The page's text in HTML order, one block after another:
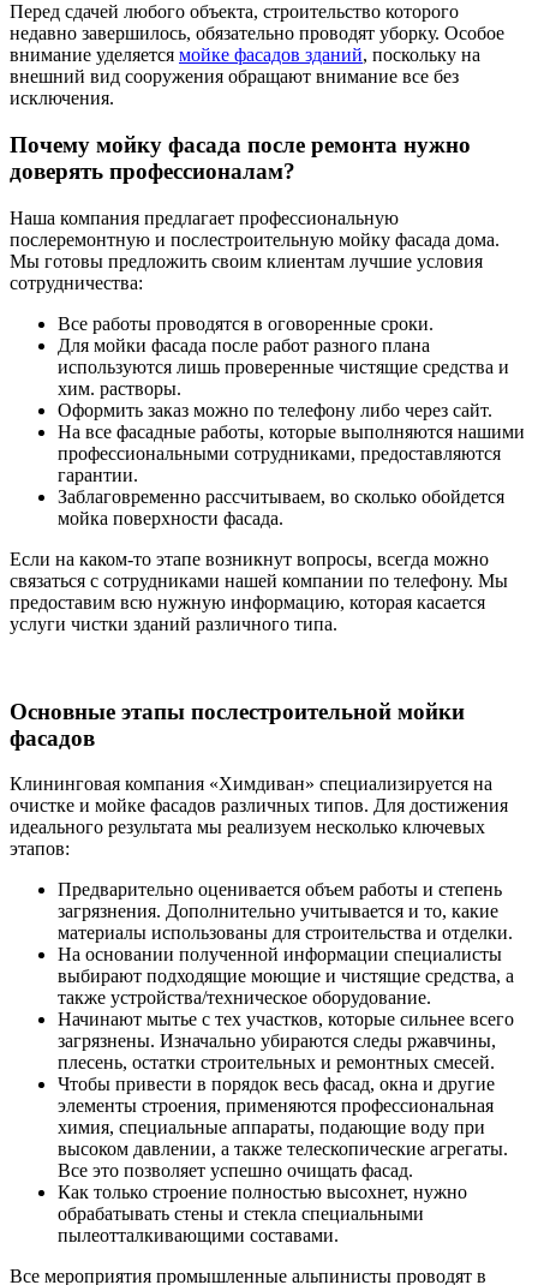
Перед сдачей любого объекта, строительство которого
недавно завершилось, обязательно проводят уборку. Особое
внимание уделяется мойке фасадов зданий, поскольку на
внешний вид сооружения обращают внимание все без
исключения.
Почему мойку фасада после ремонта нужно
доверять профессионалам?
Наша компания предлагает профессиональную
послеремонтную и послестроительную мойку фасада дома.
Мы готовы предложить своим клиентам лучшие условия
сотрудничества:
Все работы проводятся в оговоренные сроки.
Для мойки фасада после работ разного плана
используются лишь проверенные чистящие средства и
хим. растворы.
Оформить заказ можно по телефону либо через сайт.
На все фасадные работы, которые выполняются нашими
профессиональными сотрудниками, предоставляются
гарантии.
Заблаговременно рассчитываем, во сколько обойдется
мойка поверхности фасада.
Если на каком-то этапе возникнут вопросы, всегда можно
связаться с сотрудниками нашей компании по телефону. Мы
предоставим всю нужную информацию, которая касается
услуги чистки зданий различного типа.
Основные этапы послестроительной мойки
фасадов
Клининговая компания «Химдиван» специализируется на
очистке и мойке фасадов различных типов. Для достижения
идеального результата мы реализуем несколько ключевых
этапов:
Предварительно оценивается объем работы и степень
загрязнения. Дополнительно учитывается и то, какие
материалы использованы для строительства и отделки.
На основании полученной информации специалисты
выбирают подходящие моющие и чистящие средства, а
также устройства/техническое оборудование.
Начинают мытье с тех участков, которые сильнее всего
загрязнены. Изначально убираются следы ржавчины,
плесень, остатки строительных и ремонтных смесей.
Чтобы привести в порядок весь фасад, окна и другие
элементы строения, применяются профессиональная
химия, специальные аппараты, подающие воду при
высоком давлении, а также телескопические агрегаты.
Все это позволяет успешно очищать фасад.
Как только строение полностью высохнет, нужно
обрабатывать стены и стекла специальными
пылеотталкивающими составами.
Все мероприятия промышленные альпинисты проводят в